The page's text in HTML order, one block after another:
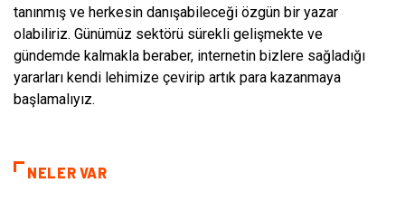
tanınmış ve herkesin danışabileceği özgün bir yazar
olabiliriz. Günümüz sektörü sürekli gelişmekte ve
gündemde kalmakla beraber, internetin bizlere sağladığı
yararları kendi lehimize çevirip artık para kazanmaya
başlamalıyız.
NELER VAR